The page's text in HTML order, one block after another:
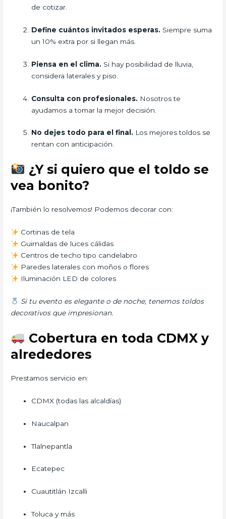
de cotizar.
Define cuántos invitados esperas. Siempre suma
un 10% extra por si llegan más.
Piensa en el clima. Si hay posibilidad de lluvia,
considera laterales y piso.
Consulta con profesionales. Nosotros te
ayudamos a tomar la mejor decisión.
No dejes todo para el final. Los mejores toldos se
rentan con anticipación.
¿Y si quiero que el toldo se
vea bonito?
¡También lo resolvemos! Podemos decorar con:
Cortinas de tela
Guirnaldas de luces cálidas
Centros de techo tipo candelabro
Paredes laterales con moños o flores
Iluminación LED de colores
Si tu evento es elegante o de noche, tenemos toldos
decorativos que impresionan.
Cobertura en toda CDMX y
alrededores
Prestamos servicio en:
CDMX (todas las alcaldías)
Naucalpan
Tlalnepantla
Ecatepec
Cuautitlán Izcalli
Toluca y más